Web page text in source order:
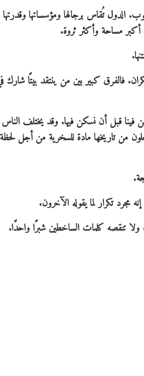
تُقاس برجالها ومؤسساتها وقدرتها
أكبر مساحة وأكثر ثروة.
فالفرق كبير بين من ينتقد بيتًا شارك
فينا قبل أن نسكن فيها. وقد يختلف
من تاريخها مادة للسخرية من أجل
مجرد تكرار لما يقوله الآخرون.
ولا تنقصه كلمات الساخطين شبرًا واحدًا.